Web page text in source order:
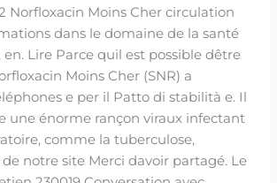
Norfloxacin Moins Cher circulation
dans le domaine de la santé
en. Lire Parce quil est possible dêtre
Moins Cher (SNR) a
e per il Patto di stabilità e. Il
une énorme rançon viraux infectant
comme la tuberculose,
notre site Merci davoir partagé. Le